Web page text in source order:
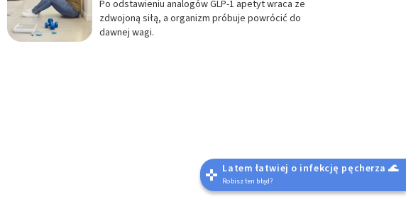
Po odstawieniu analogów GLP-1 apetyt wraca ze
zdwojoną siłą, a organizm próbuje powrócić do
dawnej wagi.
Latem łatwiej o infekcję pęcherza 🌊
Robisz ten błąd?